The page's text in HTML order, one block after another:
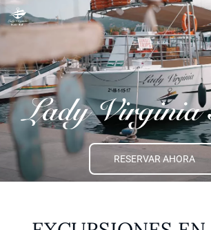
al
RESERVAR AHORA